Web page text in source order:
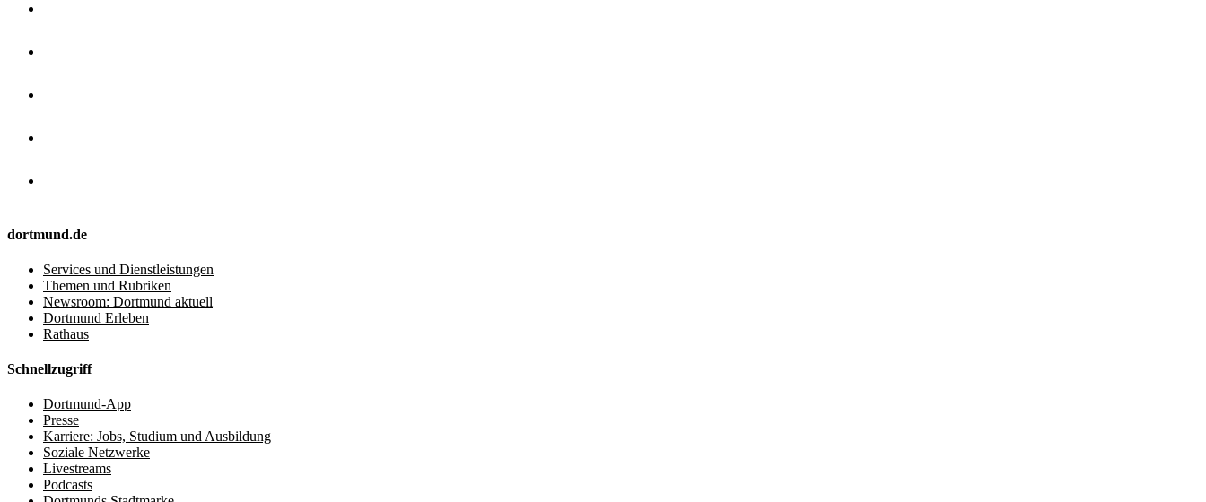
dortmund.de
Services und Dienstleistungen
Themen und Rubriken
Newsroom: Dortmund aktuell
Dortmund Erleben
Rathaus
Schnellzugriff
Dortmund-App
Presse
Karriere: Jobs, Studium und Ausbildung
Soziale Netzwerke
Livestreams
Podcasts